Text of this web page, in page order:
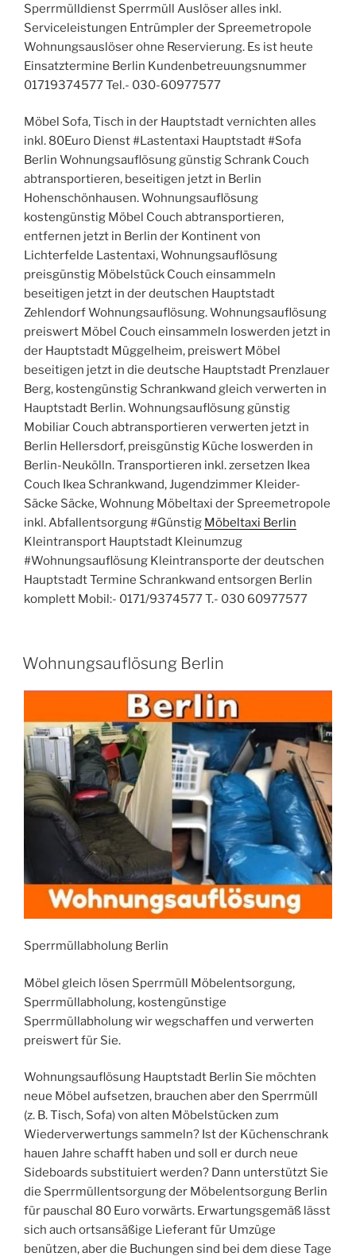
Sperrmülldienst Sperrmüll Auslöser alles inkl.
Serviceleistungen Entrümpler der Spreemetropole
Wohnungsauslöser ohne Reservierung. Es ist heute
Einsatztermine Berlin Kundenbetreuungsnummer
01719374577 Tel.- 030-60977577
Möbel Sofa, Tisch in der Hauptstadt vernichten alles
inkl. 80Euro Dienst #Lastentaxi Hauptstadt #Sofa
Berlin Wohnungsauflösung günstig Schrank Couch
abtransportieren, beseitigen jetzt in Berlin
Hohenschönhausen. Wohnungsauflösung
kostengünstig Möbel Couch abtransportieren,
entfernen jetzt in Berlin der Kontinent von
Lichterfelde Lastentaxi, Wohnungsauflösung
preisgünstig Möbelstück Couch einsammeln
beseitigen jetzt in der deutschen Hauptstadt
Zehlendorf Wohnungsauflösung. Wohnungsauflösung
preiswert Möbel Couch einsammeln loswerden jetzt in
der Hauptstadt Müggelheim, preiswert Möbel
beseitigen jetzt in die deutsche Hauptstadt Prenzlauer
Berg, kostengünstig Schrankwand gleich verwerten in
Hauptstadt Berlin. Wohnungsauflösung günstig
Mobiliar Couch abtransportieren verwerten jetzt in
Berlin Hellersdorf, preisgünstig Küche loswerden in
Berlin-Neukölln. Transportieren inkl. zersetzen Ikea
Couch Ikea Schrankwand, Jugendzimmer Kleider-
Säcke Säcke, Wohnung Möbeltaxi der Spreemetropole
inkl. Abfallentsorgung #Günstig Möbeltaxi Berlin
Kleintransport Hauptstadt Kleinumzug
#Wohnungsauflösung Kleintransporte der deutschen
Hauptstadt Termine Schrankwand entsorgen Berlin
komplett Mobil:- 0171/9374577 T.- 030 60977577
VERÖFFENTLICHT
AM
Wohnungsauflösung Berlin
Sperrmüllabholung Berlin
Möbel gleich lösen Sperrmüll Möbelentsorgung,
Sperrmüllabholung, kostengünstige
Sperrmüllabholung wir wegschaffen und verwerten
preiswert für Sie.
Wohnungsauflösung Hauptstadt Berlin Sie möchten
neue Möbel aufsetzen, brauchen aber den Sperrmüll
(z. B. Tisch, Sofa) von alten Möbelstücken zum
Wiederverwertungs sammeln? Ist der Küchenschrank
hauen Jahre schafft haben und soll er durch neue
Sideboards substituiert werden? Dann unterstützt Sie
die Sperrmüllentsorgung der Möbelentsorgung Berlin
für pauschal 80 Euro vorwärts. Erwartungsgemäß lässt
sich auch ortsansäßige Lieferant für Umzüge
benützen, aber die Buchungen sind bei dem diese Tage